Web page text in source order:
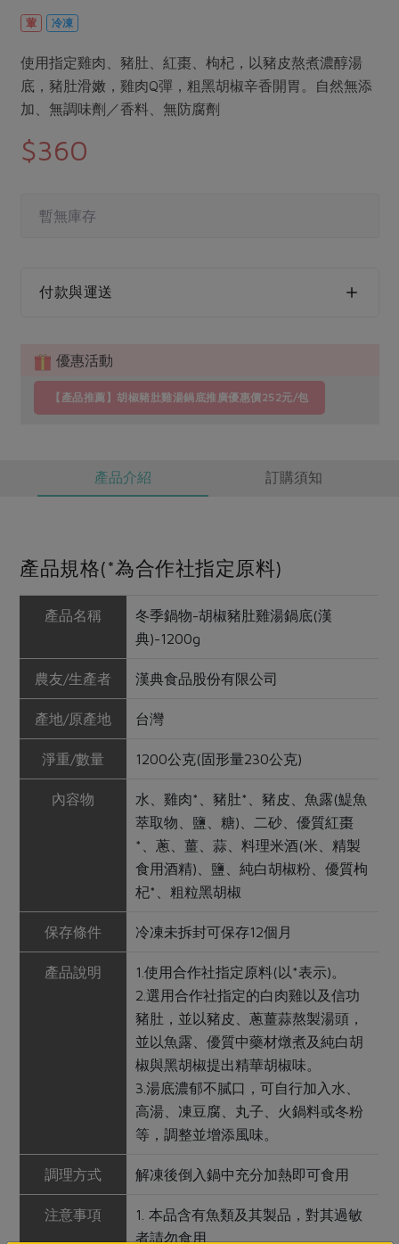
防災用品
最新產品
優惠專區
素食專區
養身食補
節慶大餐
把最好的台灣味帶回家！
典藏閱覽室
最新消息
下載專區
地區活動
活動報下載
葷 冷凍
使用指定雞肉、豬肚、紅棗、枸杞，以豬皮熬煮濃醇湯
底，豬肚滑嫩，雞肉Q彈，粗黑胡椒辛香開胃。自然無添
加、無調味劑／香料、無防腐劑
$360
暫無庫存
付款與運送
優惠活動
【產品推薦】胡椒豬肚雞湯鍋底推廣優惠價252元/包
產品介紹 訂購須知
產品規格(*為合作社指定原料)
產品名稱
冬季鍋物-胡椒豬肚雞湯鍋底(漢
典)-1200g
農友/生產者 漢典食品股份有限公司
產地/原產地 台灣
淨重/數量 1200公克(固形量230公克)
內容物
水、雞肉*、豬肚*、豬皮、魚露(鯷魚
萃取物、鹽、糖)、二砂、優質紅棗
*、蔥、薑、蒜、料理米酒(米、精製
食用酒精)、鹽、純白胡椒粉、優質枸
杞*、粗粒黑胡椒
保存條件 冷凍未拆封可保存12個月
產品說明
1.使用合作社指定原料(以*表示)。
2.選用合作社指定的白肉雞以及信功
豬肚，並以豬皮、蔥薑蒜熬製湯頭，
並以魚露、優質中藥材燉煮及純白胡
椒與黑胡椒提出精華胡椒味。
3.湯底濃郁不膩口，可自行加入水、
高湯、凍豆腐、丸子、火鍋料或冬粉
等，調整並增添風味。
調理方式 解凍後倒入鍋中充分加熱即可食用
注意事項
1. 本品含有魚類及其製品，對其過敏
者請勿食用